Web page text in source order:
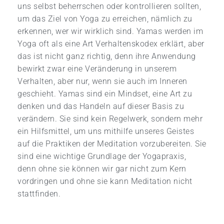
uns selbst beherrschen oder kontrollieren sollten,
um das Ziel von Yoga zu erreichen, nämlich zu
erkennen, wer wir wirklich sind. Yamas werden im
Yoga oft als eine Art Verhaltenskodex erklärt, aber
das ist nicht ganz richtig, denn ihre Anwendung
bewirkt zwar eine Veränderung in unserem
Verhalten, aber nur, wenn sie auch im Inneren
geschieht. Yamas sind ein Mindset, eine Art zu
denken und das Handeln auf dieser Basis zu
verändern. Sie sind kein Regelwerk, sondern mehr
ein Hilfsmittel, um uns mithilfe unseres Geistes
auf die Praktiken der Meditation vorzubereiten. Sie
sind eine wichtige Grundlage der Yogapraxis,
denn ohne sie können wir gar nicht zum Kern
vordringen und ohne sie kann Meditation nicht
stattfinden.